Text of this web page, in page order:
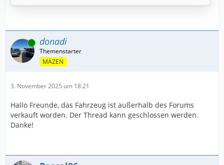
Online donadi
MÄZEN
3. November 2025 um 18:21
Hallo Freunde, das Fahrzeug ist außerhalb des Forums
verkauft worden. Der Thread kann geschlossen werden.
Danke!